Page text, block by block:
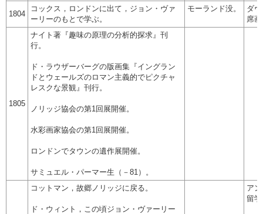
1804
コックス，ロンドンに出て，ジョン・ヴァ
ーリーのもとで学ぶ。
モーランド没。
ダ
席
1805
ナイト著『趣味の原理の分析的探求』刊
行。
ド・ラウザーバーグの版画集『イングラン
ドとウェールズのロマン主義的でピクチャ
レスクな景観』刊行。
ノリッジ協会の第1回展開催。
水彩画家協会の第1回展開催。
ロンドンでタウンの遺作展開催。
サミュエル・パーマー生（－81）。
コットマン，故郷ノリッジに戻る。
ド・ウィント，この頃ジョン・ヴァーリー
ア
留